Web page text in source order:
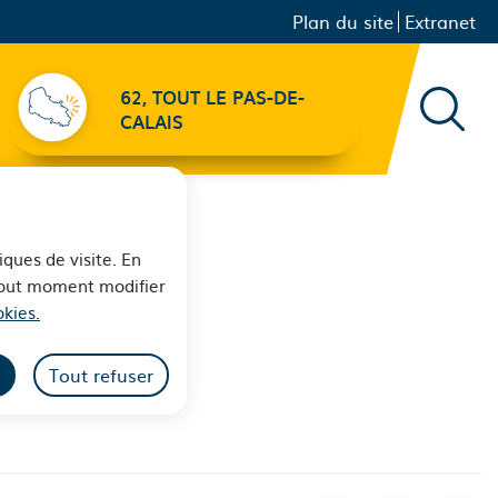
de visite. En
moment modifier
Tout refuser
Menu principal
Navigation
secondaire
Plan du site Extranet
62, TOUT LE PAS-DE-
CALAIS